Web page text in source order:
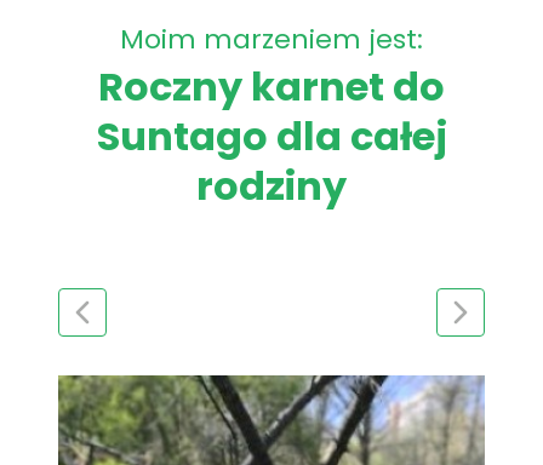
Moim marzeniem jest:
Roczny karnet do
Suntago dla całej
rodziny